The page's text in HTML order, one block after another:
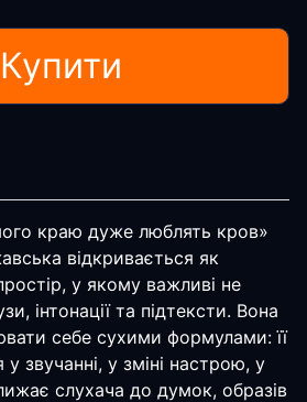
Купити
краю дуже люблять кров»
відкривається як
у якому важливі не
інтонації та підтексти. Вона
себе сухими формулами: її
звучанні, у зміні настрою, у
слухача до думок, образів